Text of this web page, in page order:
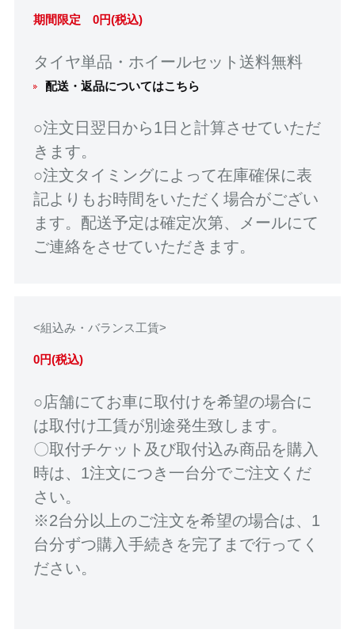
期間限定 0円(税込)
タイヤ単品・ホイールセット送料無料
配送・返品についてはこちら
○注文日翌日から1日と計算させていただ
きます。
○注文タイミングによって在庫確保に表
記よりもお時間をいただく場合がござい
ます。配送予定は確定次第、メールにて
ご連絡をさせていただきます。
<組込み・バランス工賃>
0円(税込)
○店舗にてお車に取付けを希望の場合に
は取付け工賃が別途発生致します。
〇取付チケット及び取付込み商品を購入
時は、1注文につき一台分でご注文くだ
さい。
※2台分以上のご注文を希望の場合は、1
台分ずつ購入手続きを完了まで行ってく
ださい。